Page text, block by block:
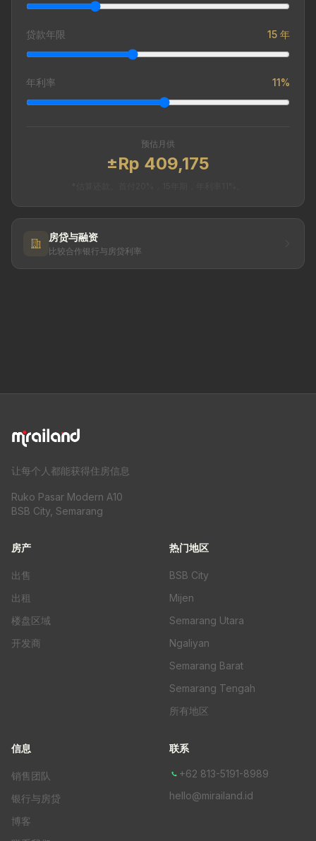
贷款年限 15 年
年利率 11%
预估月供
±Rp 409,175
房贷与融资
比较合作银行与房贷利率
让每个人都能获得住房信息
Ruko Pasar Modern A10
BSB City, Semarang
房产
出售
出租
楼盘区域
开发商
热门地区
BSB City
Mijen
Semarang Utara
Ngaliyan
Semarang Barat
Semarang Tengah
所有地区
信息
销售团队
银行与房贷
博客
联系
+62 813-5191-8989
hello@mirailand.id